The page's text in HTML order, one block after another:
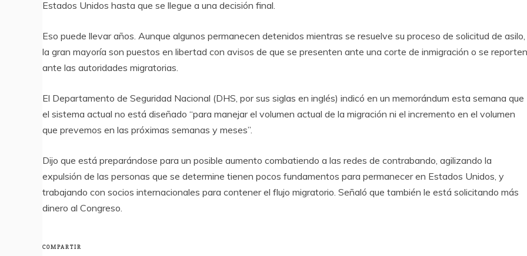
Estados Unidos hasta que se llegue a una decisión final.
Eso puede llevar años. Aunque algunos permanecen detenidos mientras se resuelve su proceso de solicitud de asilo,
la gran mayoría son puestos en libertad con avisos de que se presenten ante una corte de inmigración o se reporten
ante las autoridades migratorias.
El Departamento de Seguridad Nacional (DHS, por sus siglas en inglés) indicó en un memorándum esta semana que
el sistema actual no está diseñado “para manejar el volumen actual de la migración ni el incremento en el volumen
que prevemos en las próximas semanas y meses”.
Dijo que está preparándose para un posible aumento combatiendo a las redes de contrabando, agilizando la
expulsión de las personas que se determine tienen pocos fundamentos para permanecer en Estados Unidos, y
trabajando con socios internacionales para contener el flujo migratorio. Señaló que también le está solicitando más
dinero al Congreso.
COMPARTIR